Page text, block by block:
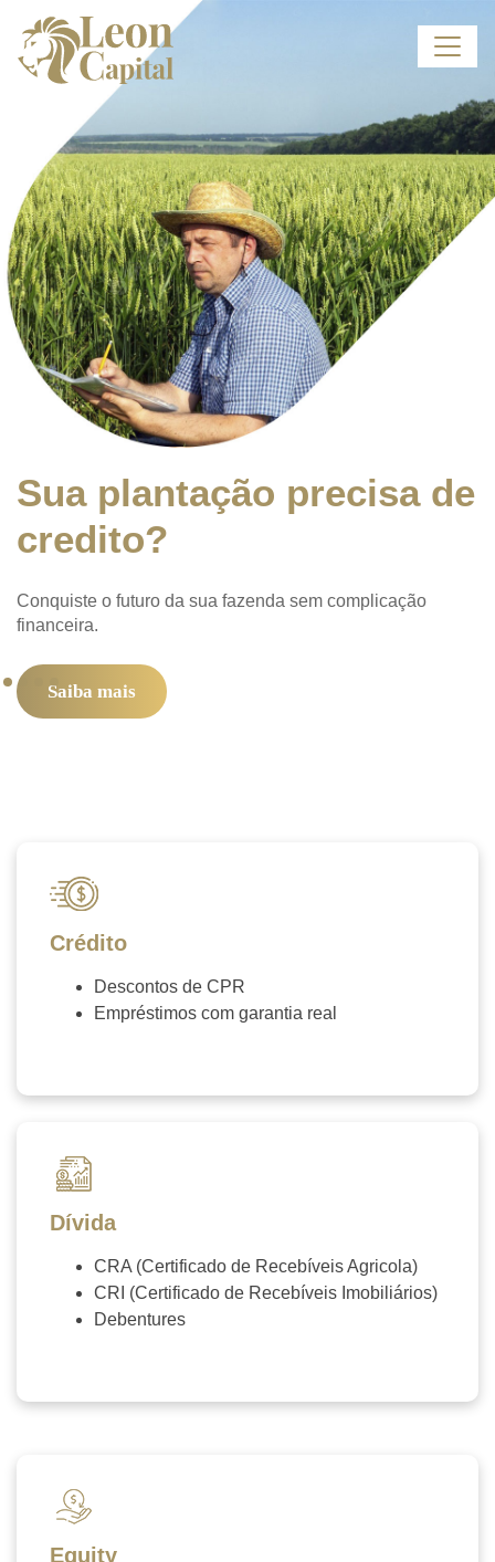
Sua plantação precisa de
credito?
Conquiste o futuro da sua fazenda sem complicação
financeira.
Saiba mais
Crédito
Descontos de CPR
Empréstimos com garantia real
Dívida
CRA (Certificado de Recebíveis Agricola)
CRI (Certificado de Recebíveis Imobiliários)
Debentures
Equity